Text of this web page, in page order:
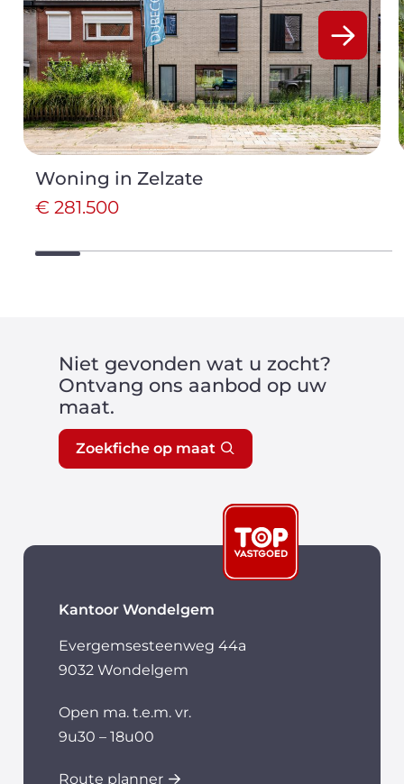
Woning in Zelzate
€ 281.500
Niet gevonden wat u zocht?
Ontvang ons aanbod op uw
maat.
Zoekfiche op maat
Kantoor Wondelgem
Evergemsesteenweg 44a
9032 Wondelgem
Open ma. t.e.m. vr.
9u30 – 18u00
Route planner